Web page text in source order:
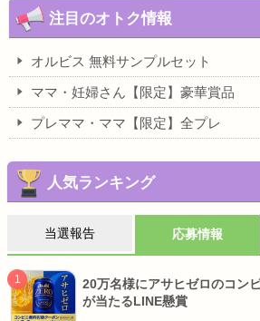
注目のオトク情報
オルビス 無料サンプルセット
ママ・妊婦さん【限定】豪華賞品
プレママ・ママ【限定】全プレ
人気ランキング
当選報告 応募情報
20万名様にアサヒゼロのコン
が当たるLINE懸賞